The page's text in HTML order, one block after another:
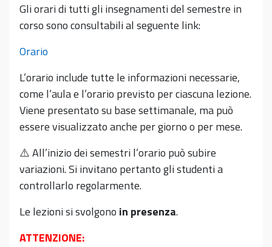
Gli orari di tutti gli insegnamenti del semestre in
corso sono consultabili al seguente link:
Orario
L’orario include tutte le informazioni necessarie,
come l’aula e l’orario previsto per ciascuna lezione.
Viene presentato su base settimanale, ma può
essere visualizzato anche per giorno o per mese.
⚠️ All’inizio dei semestri l’orario può subire
variazioni. Si invitano pertanto gli studenti a
controllarlo regolarmente.
Le lezioni si svolgono in presenza.
ATTENZIONE: